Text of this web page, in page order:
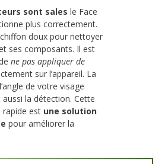
sont sales le Face
plus correctement.
doux pour nettoyer
ses composants. Il est
ne pas appliquer de
sur l’appareil. La
de votre visage
la détection. Cette
est une solution
pour améliorer la